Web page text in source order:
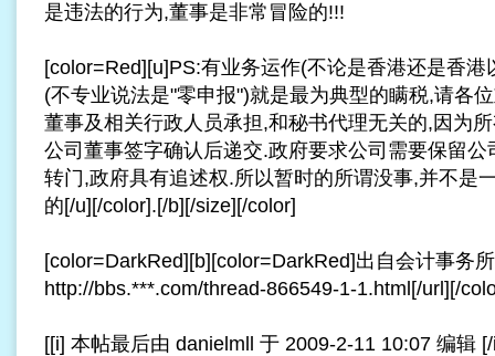
是违法的行为,董事是非常冒险的!!!
[color=Red][u]PS:有业务运作(不论是香港还是香港
(不专业说法是"零申报")就是最为典型的瞒税,请各
董事及相关行政人员承担,和秘书代理无关的,因为
公司董事签字确认后递交.政府要求公司需要保留公
转门 ,政府具有追述权.所以暂时的所谓没事,并不是
的[/u][/color].[/b][/size][/color]
[color=DarkRed][b][color=DarkRed]出自会计事
http://bbs.***.com/thread-866549-1-1.html[/url][/
[[i] 本帖最后由 danielmll 于 2009-2-11 10:07 编辑